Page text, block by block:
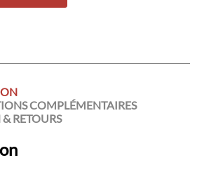
COMPLÉMENTAIRES
RETOURS